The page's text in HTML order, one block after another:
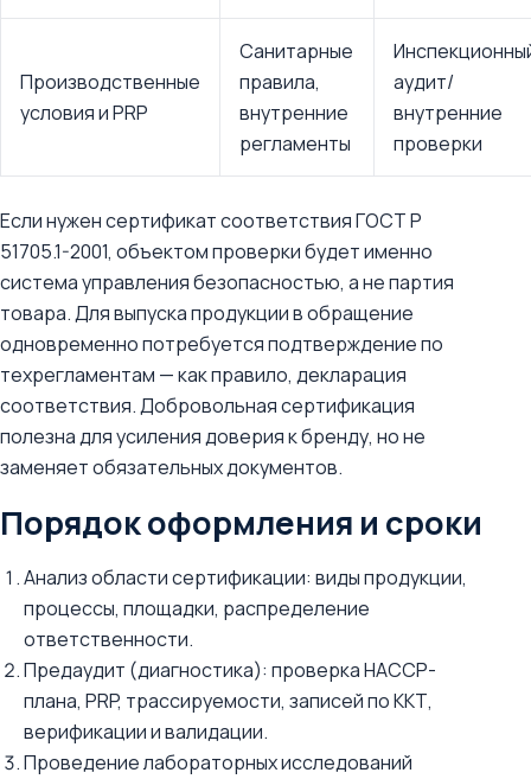
Производственные
условия и PRP
Санитарные
правила,
внутренние
регламенты
аудит/
внутренние
проверки
Если нужен сертификат соответствия ГОСТ Р
51705.1-2001, объектом проверки будет именно
система управления безопасностью, а не партия
товара. Для выпуска продукции в обращение
одновременно потребуется подтверждение по
техрегламентам — как правило, декларация
соответствия. Добровольная сертификация
полезна для усиления доверия к бренду, но не
заменяет обязательных документов.
Порядок оформления и сроки
Анализ области сертификации: виды продукции,
процессы, площадки, распределение
ответственности.
Предаудит (диагностика): проверка HACCP-
плана, PRP, трассируемости, записей по ККТ,
верификации и валидации.
Проведение лабораторных исследований